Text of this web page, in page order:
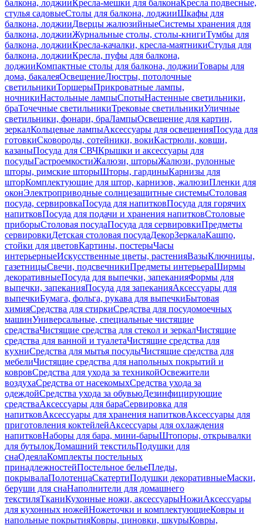
балкона, лоджииКресла-мешки для балконаКресла подвесные,
стулья садовыеСтолы для балкона, лоджииШкафы для
балкона, лоджииДверцы жалюзийныеСистемы хранения для
балкона, лоджииЖурнальные столы, столы-книгиТумбы для
балкона, лоджииКресла-качалки, кресла-маятникиСтулья для
балкона, лоджииКресла, пуфы для балкона,
лоджииКомпактные столы для балкона, лоджииТовары для
дома, бакалеяОсвещениеЛюстры, потолочные
светильникиТоршерыПрикроватные лампы,
ночникиНастольные лампыСпотыНастенные светильники,
браТочечные светильникиТрековые светильникиУличные
светильники, фонари, браЛампыОсвещение для картин,
зеркалКольцевые лампыАксессуары для освещенияПосуда для
готовкиСковороды, сотейники, вокиКастрюли, ковши,
казаныПосуда для СВЧКрышки и аксессуары для
посудыГастроемкостиЖалюзи, шторыЖалюзи, рулонные
шторы, римские шторыШторы, гардиныКарнизы для
шторКомплектующие для штор, карнизов, жалюзиПленки для
оконЭлектроприводные солнцезащитные системыСтоловая
посуда, сервировкаПосуда для напитковПосуда для горячих
напитковПосуда для подачи и хранения напитковСтоловые
приборыСтоловая посудаПосуда для сервировкиПредметы
сервировкиДетская столовая посудаДекорЗеркалаКашпо,
стойки для цветовКартины, постерыЧасы
интерьерныеИскусственные цветы, растенияВазыКлючницы,
газетницыСвечи, подсвечникиПредметы интерьераШирмы
декоративныеПосуда для выпечки, запеканияФормы для
выпечки, запеканияПосуда для запеканияАксессуары для
выпечкиБумага, фольга, рукава для выпечкиБытовая
химияСредства для стиркиСредства для посудомоечных
машинУниверсальные, специальные чистящие
средстваЧистящие средства для стекол и зеркалЧистящие
средства для ванной и туалетаЧистящие средства для
кухниСредства для мытья посудыЧистящие средства для
мебелиЧистящие средства для напольных покрытий и
ковровСредства для ухода за техникойОсвежители
воздухаСредства от насекомыхСредства ухода за
одеждойСредства ухода за обувьюДезинфицирующие
средстваАксессуары для бараСервировка для
напитковАксессуары для хранения напитковАксессуары для
приготовления коктейлейАксессуары для охлаждения
напитковНаборы для бара, мини-барыШтопоры, открывалки
для бутылокДомашний текстильПодушки для
снаОдеялаКомплекты постельных
принадлежностейПостельное бельеПледы,
покрывалаПолотенцаСкатертиПодушки декоративныеМаски,
беруши для снаНаполнители для домашнего
текстиляТканиКухонные ножи, аксессуарыНожиАксессуары
для кухонных ножейНожеточки и комплектующиеКовры и
напольные покрытияКовры, циновки, шкурыКовры,